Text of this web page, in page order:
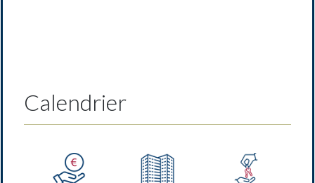
Calendrier